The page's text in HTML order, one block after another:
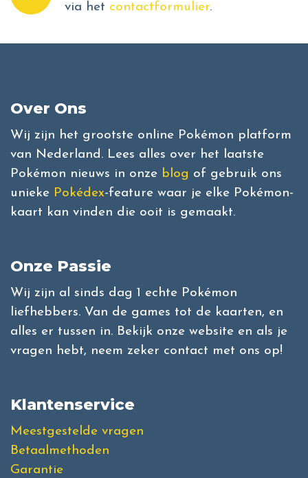
via het contactformulier.
Over Ons
Wij zijn het grootste online Pokémon platform
van Nederland. Lees alles over het laatste
Pokémon nieuws in onze blog of gebruik ons
unieke Pokédex-feature waar je elke Pokémon-
kaart kan vinden die ooit is gemaakt.
Onze Passie
Wij zijn al sinds dag 1 echte Pokémon
liefhebbers. Van de games tot de kaarten, en
alles er tussen in. Bekijk onze website en als je
vragen hebt, neem zeker contact met ons op!
Klantenservice
Meestgestelde vragen
Betaalmethoden
Garantie